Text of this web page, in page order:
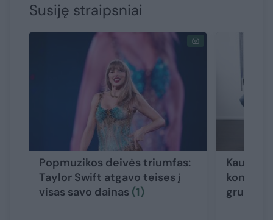
Susiję straipsniai
Popmuzikos deivės triumfas:
Taylor Swift atgavo teises į
visas savo dainas (1)
Kauno
grupė